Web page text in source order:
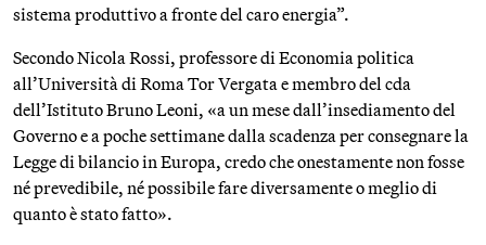
sistema produttivo a fronte del caro energia”.
Secondo Nicola Rossi, professore di Economia politica
all’Università di Roma Tor Vergata e membro del cda
dell’Istituto Bruno Leoni, «a un mese dall’insediamento del
Governo e a poche settimane dalla scadenza per consegnare la
Legge di bilancio in Europa, credo che onestamente non fosse
né prevedibile, né possibile fare diversamente o meglio di
quanto è stato fatto».